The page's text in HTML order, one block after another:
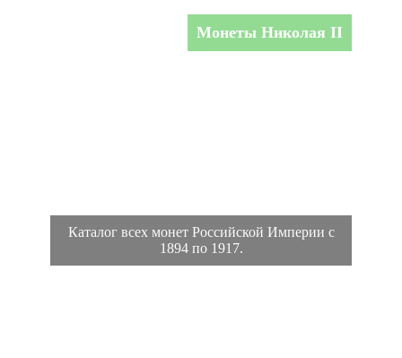
Монеты Николая II
Каталог всех монет Российской Империи с
1894 по 1917.